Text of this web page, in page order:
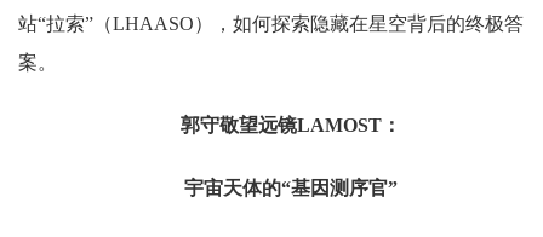
站“拉索”（LHAASO），如何探索隐藏在星空背后的终极答
案。
郭守敬望远镜LAMOST：
宇宙天体的“基因测序官”